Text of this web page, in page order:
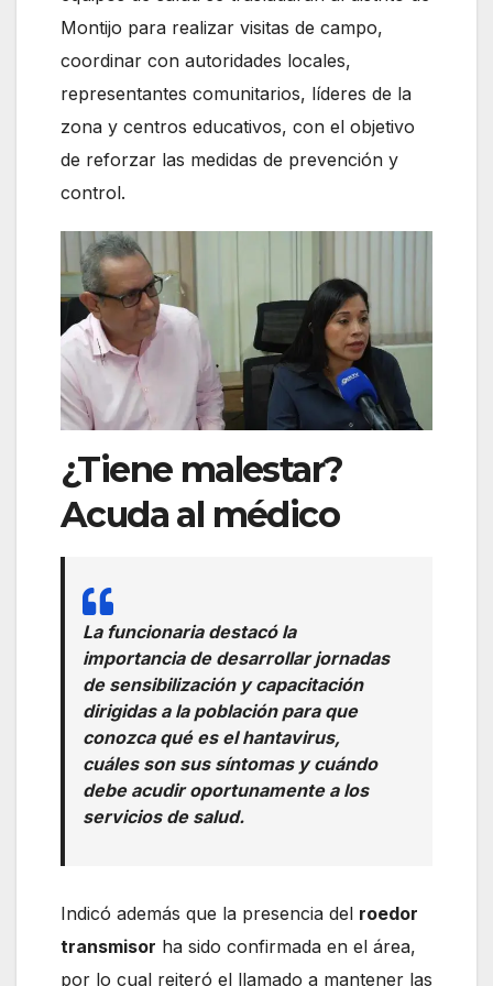
Montijo para realizar visitas de campo,
coordinar con autoridades locales,
representantes comunitarios, líderes de la
zona y centros educativos, con el objetivo
de reforzar las medidas de prevención y
control.
¿Tiene malestar?
Acuda al médico
La funcionaria destacó la
importancia de desarrollar jornadas
de sensibilización y capacitación
dirigidas a la población para que
conozca qué es el hantavirus,
cuáles son sus síntomas y cuándo
debe acudir oportunamente a los
servicios de salud.
Indicó además que la presencia del roedor
transmisor ha sido confirmada en el área,
por lo cual reiteró el llamado a mantener las